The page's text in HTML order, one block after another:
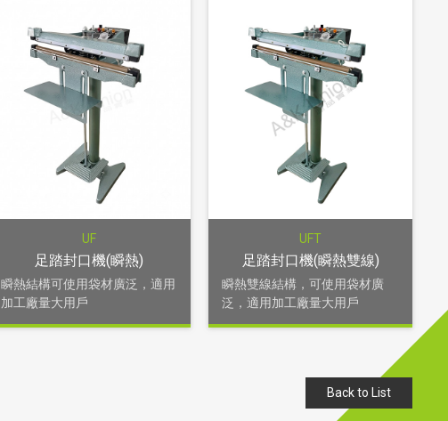
UF
足踏封口機(瞬熱)
瞬熱結構可使用袋材廣泛，適用
加工廠量大用戶
UFT
足踏封口機(瞬熱雙線)
瞬熱雙線結構，可使用袋材廣
泛，適用加工廠量大用戶
Back to List